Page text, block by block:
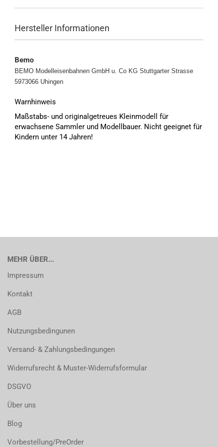
Hersteller Informationen
Bemo
BEMO Modelleisenbahnen GmbH u. Co KG Stuttgarter Strasse
5973066 Uhingen
Warnhinweis
Maßstabs- und originalgetreues Kleinmodell für
erwachsene Sammler und Modellbauer. Nicht geeignet für
Kindern unter 14 Jahren!
MEHR ÜBER...
Impressum
Kontakt
AGB
Nutzungsbedingunen
Versand- & Zahlungsbedingungen
Widerrufsrecht & Muster-Widerrufsformular
DSGVO
Über uns
Blog
Vorbestellung/PreOrder